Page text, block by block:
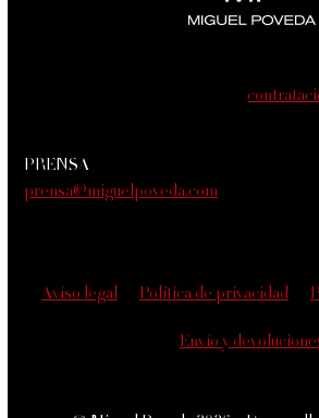
PRENSA
prensa@miguelpoveda.com
Aviso legal Política de privacidad
Envío y